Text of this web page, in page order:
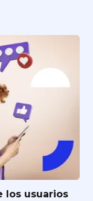
los usuarios